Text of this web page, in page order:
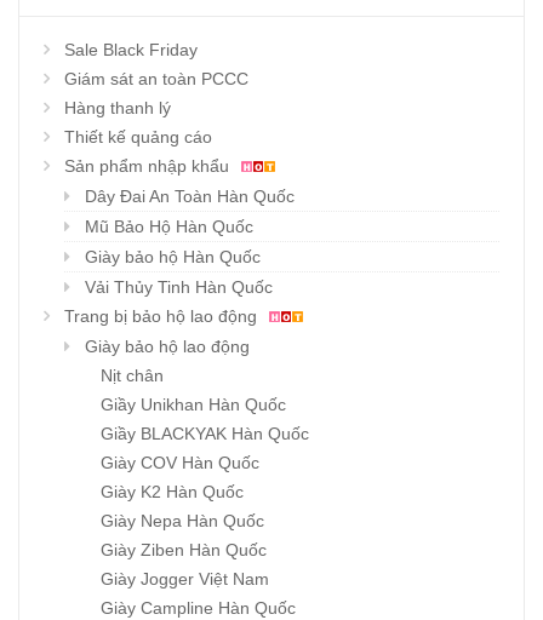
Sale Black Friday
Giám sát an toàn PCCC
Hàng thanh lý
Thiết kế quảng cáo
Sản phẩm nhập khẩu
Dây Đai An Toàn Hàn Quốc
Mũ Bảo Hộ Hàn Quốc
Giày bảo hộ Hàn Quốc
Vải Thủy Tinh Hàn Quốc
Trang bị bảo hộ lao động
Giày bảo hộ lao động
Nịt chân
Giầy Unikhan Hàn Quốc
Giầy BLACKYAK Hàn Quốc
Giày COV Hàn Quốc
Giày K2 Hàn Quốc
Giày Nepa Hàn Quốc
Giày Ziben Hàn Quốc
Giày Jogger Việt Nam
Giày Campline Hàn Quốc